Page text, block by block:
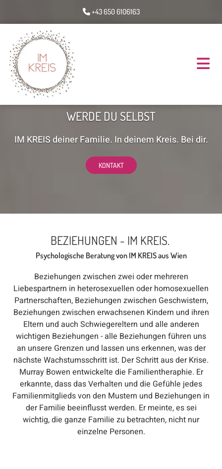
 +43 650 6106163
WERDE DU SELBST
IM KREIS deiner Familie. In deinem Kreis. Bei dir.
KONTAKT
BEZIEHUNGEN - IM KREIS.
Psychologische Beratung von IM KREIS aus Wien
Beziehungen zwischen zwei oder mehreren
Liebespartnern in heterosexuellen oder homosexuellen
Partnerschaften, Beziehungen zwischen Geschwistern,
Beziehungen zwischen erwachsenen Kindern und ihren
Eltern und auch Schwiegereltern und alle anderen
wichtigen Beziehungen - alle Beziehungen führen uns
an unsere Grenzen und lassen uns erkennen, was der
nächste Wachstumsschritt ist. Der Schritt aus der Krise.
Murray Bowen entwickelte die Familientheraphie. Er
erkannte, dass das Verhalten und die Gefühle jedes
Familienmitglieds von den Mustern und Beziehungen in
der Familie beeinflusst werden. Er meinte, es sei
wichtig, die ganze Familie zu betrachten, nicht nur
einzelne Personen.